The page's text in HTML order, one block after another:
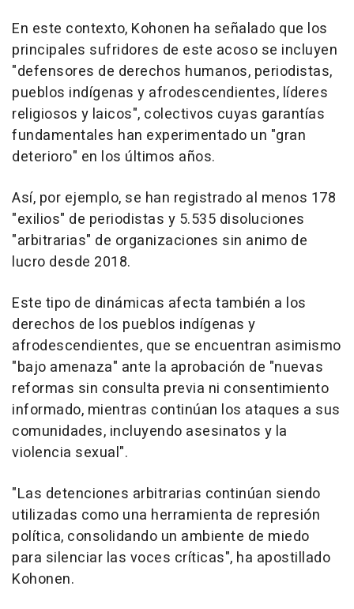
En este contexto, Kohonen ha señalado que los
principales sufridores de este acoso se incluyen
"defensores de derechos humanos, periodistas,
pueblos indígenas y afrodescendientes, líderes
religiosos y laicos", colectivos cuyas garantías
fundamentales han experimentado un "gran
deterioro" en los últimos años.
Así, por ejemplo, se han registrado al menos 178
"exilios" de periodistas y 5.535 disoluciones
"arbitrarias" de organizaciones sin animo de
lucro desde 2018.
Este tipo de dinámicas afecta también a los
derechos de los pueblos indígenas y
afrodescendientes, que se encuentran asimismo
"bajo amenaza" ante la aprobación de "nuevas
reformas sin consulta previa ni consentimiento
informado, mientras continúan los ataques a sus
comunidades, incluyendo asesinatos y la
violencia sexual".
"Las detenciones arbitrarias continúan siendo
utilizadas como una herramienta de represión
política, consolidando un ambiente de miedo
para silenciar las voces críticas", ha apostillado
Kohonen.